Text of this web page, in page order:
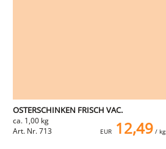
OSTERSCHINKEN FRISCH VAC.
ca. 1,00 kg
Art. Nr. 713
EUR 12,49/ kg